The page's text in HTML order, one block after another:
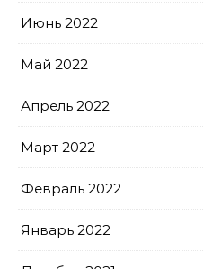
Июнь 2022
Май 2022
Апрель 2022
Март 2022
Февраль 2022
Январь 2022